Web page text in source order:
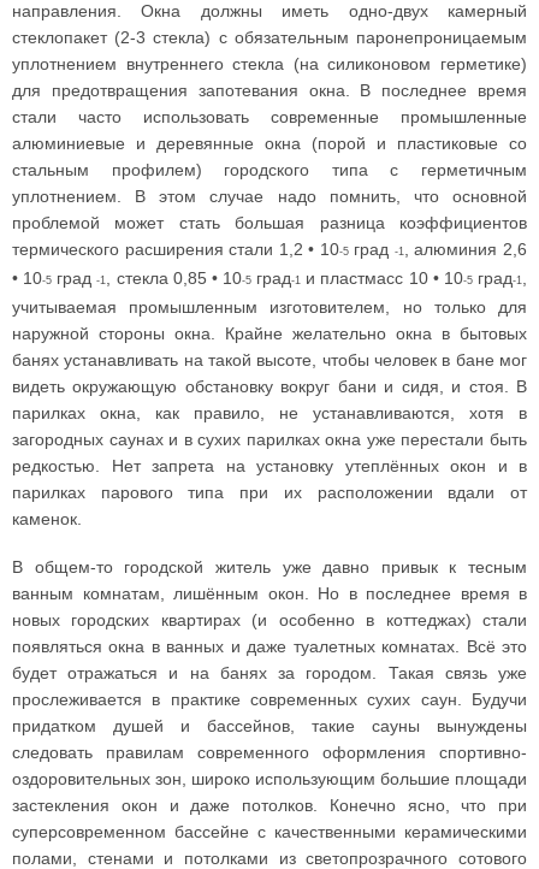
направления. Окна должны иметь одно-двух камерный
стеклопакет (2-3 стекла) с обязательным паронепроницаемым
уплотнением внутреннего стекла (на силиконовом герметике)
для предотвращения запотевания окна. В последнее время
стали часто использовать современные промышленные
алюминиевые и деревянные окна (порой и пластиковые со
стальным профилем) городского типа с герметичным
уплотнением. В этом случае надо помнить, что основной
проблемой может стать большая разница коэффициентов
термического расширения стали 1,2 • 10-5град -1
, алюминия 2,6
• 10-5 град-1 , стекла 0,85 • 10-5 град-1 и пластмасс 10 • 10-5град-1
учитываемая промышленным изготовителем, но только для
наружной стороны окна. Крайне желательно окна в бытовых
банях устанавливать на такой высоте, чтобы человек в бане мог
видеть окружающую обстановку вокруг бани и сидя, и стоя. В
парилках окна, как правило, не устанавливаются, хотя в
загородных саунах и в сухих парилках окна уже перестали быть
редкостью. Нет запрета на установку утеплённых окон и в
парилках парового типа при их расположении вдали от
каменок.
В общем-то городской житель уже давно привык к тесным
ванным комнатам, лишённым окон. Но в последнее время в
новых городских квартирах (и особенно в коттеджах) стали
появляться окна в ванных и даже туалетных комнатах. Всё это
будет отражаться и на банях за городом. Такая связь уже
прослеживается в практике современных сухих саун. Будучи
придатком душей и бассейнов, такие сауны вынуждены
следовать правилам современного оформления спортивно-
оздоровительных зон, широко использующим большие площади
застекления окон и даже потолков. Конечно ясно, что при
суперсовременном бассейне с качественными керамическими
полами, стенами и потолками из светопрозрачного сотового